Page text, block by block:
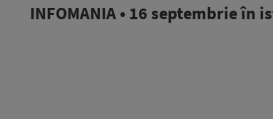
INFOMANIA • 16 septembrie în